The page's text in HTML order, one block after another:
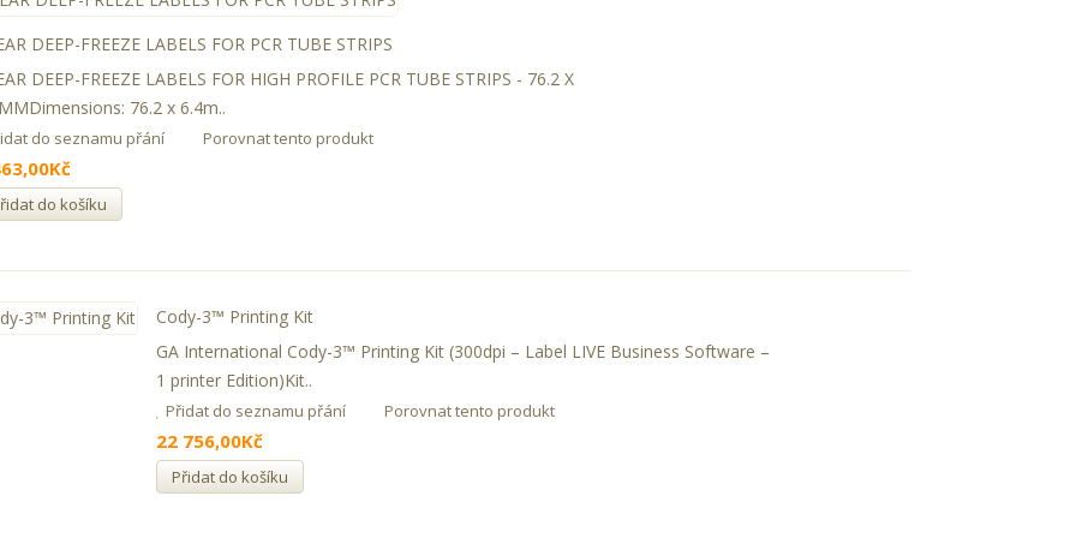
DEEP-FREEZE LABELS FOR PCR TUBE STRIPS
DEEP-FREEZE LABELS FOR HIGH PROFILE PCR TUBE STRIPS - 76.2 X
76.2 x 6.4m..
do seznamu přání Porovnat tento produkt
do košíku
Cody-3™ Printing Kit
GA International Cody-3™ Printing Kit (300dpi – Label LIVE Business Software –
1 printer Edition)Kit..
Přidat do seznamu přání Porovnat tento produkt
22 756,00Kč
Přidat do košíku